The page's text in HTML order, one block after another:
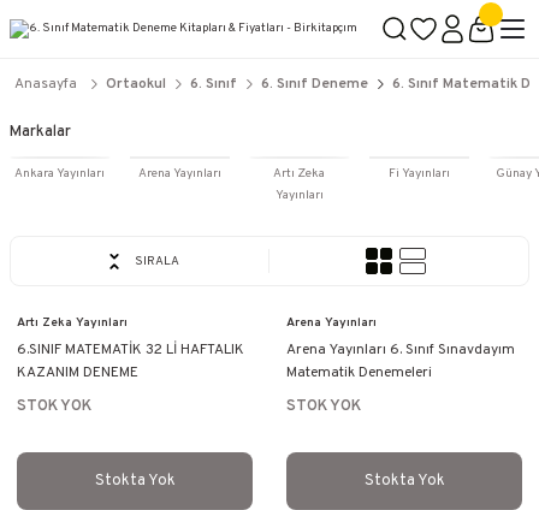
İçerik #2
İçerik #4
Anasayfa Ortaokul 6. Sınıf 6. Sınıf Deneme 6. Sınıf Matematik
Markalar
Ankara Yayınları Arena Yayınları
Artı Zeka
Yayınları
Fi Yayınları Günay
SIRALA
Artı Zeka Yayınları
6.SINIF MATEMATİK 32 Lİ HAFTALIK
KAZANIM DENEME
STOK YOK
Stokta Yok
Arena Yayınları
Arena Yayınları 6. Sınıf Sınavdayım
Matematik Denemeleri
STOK YOK
Stokta Yok